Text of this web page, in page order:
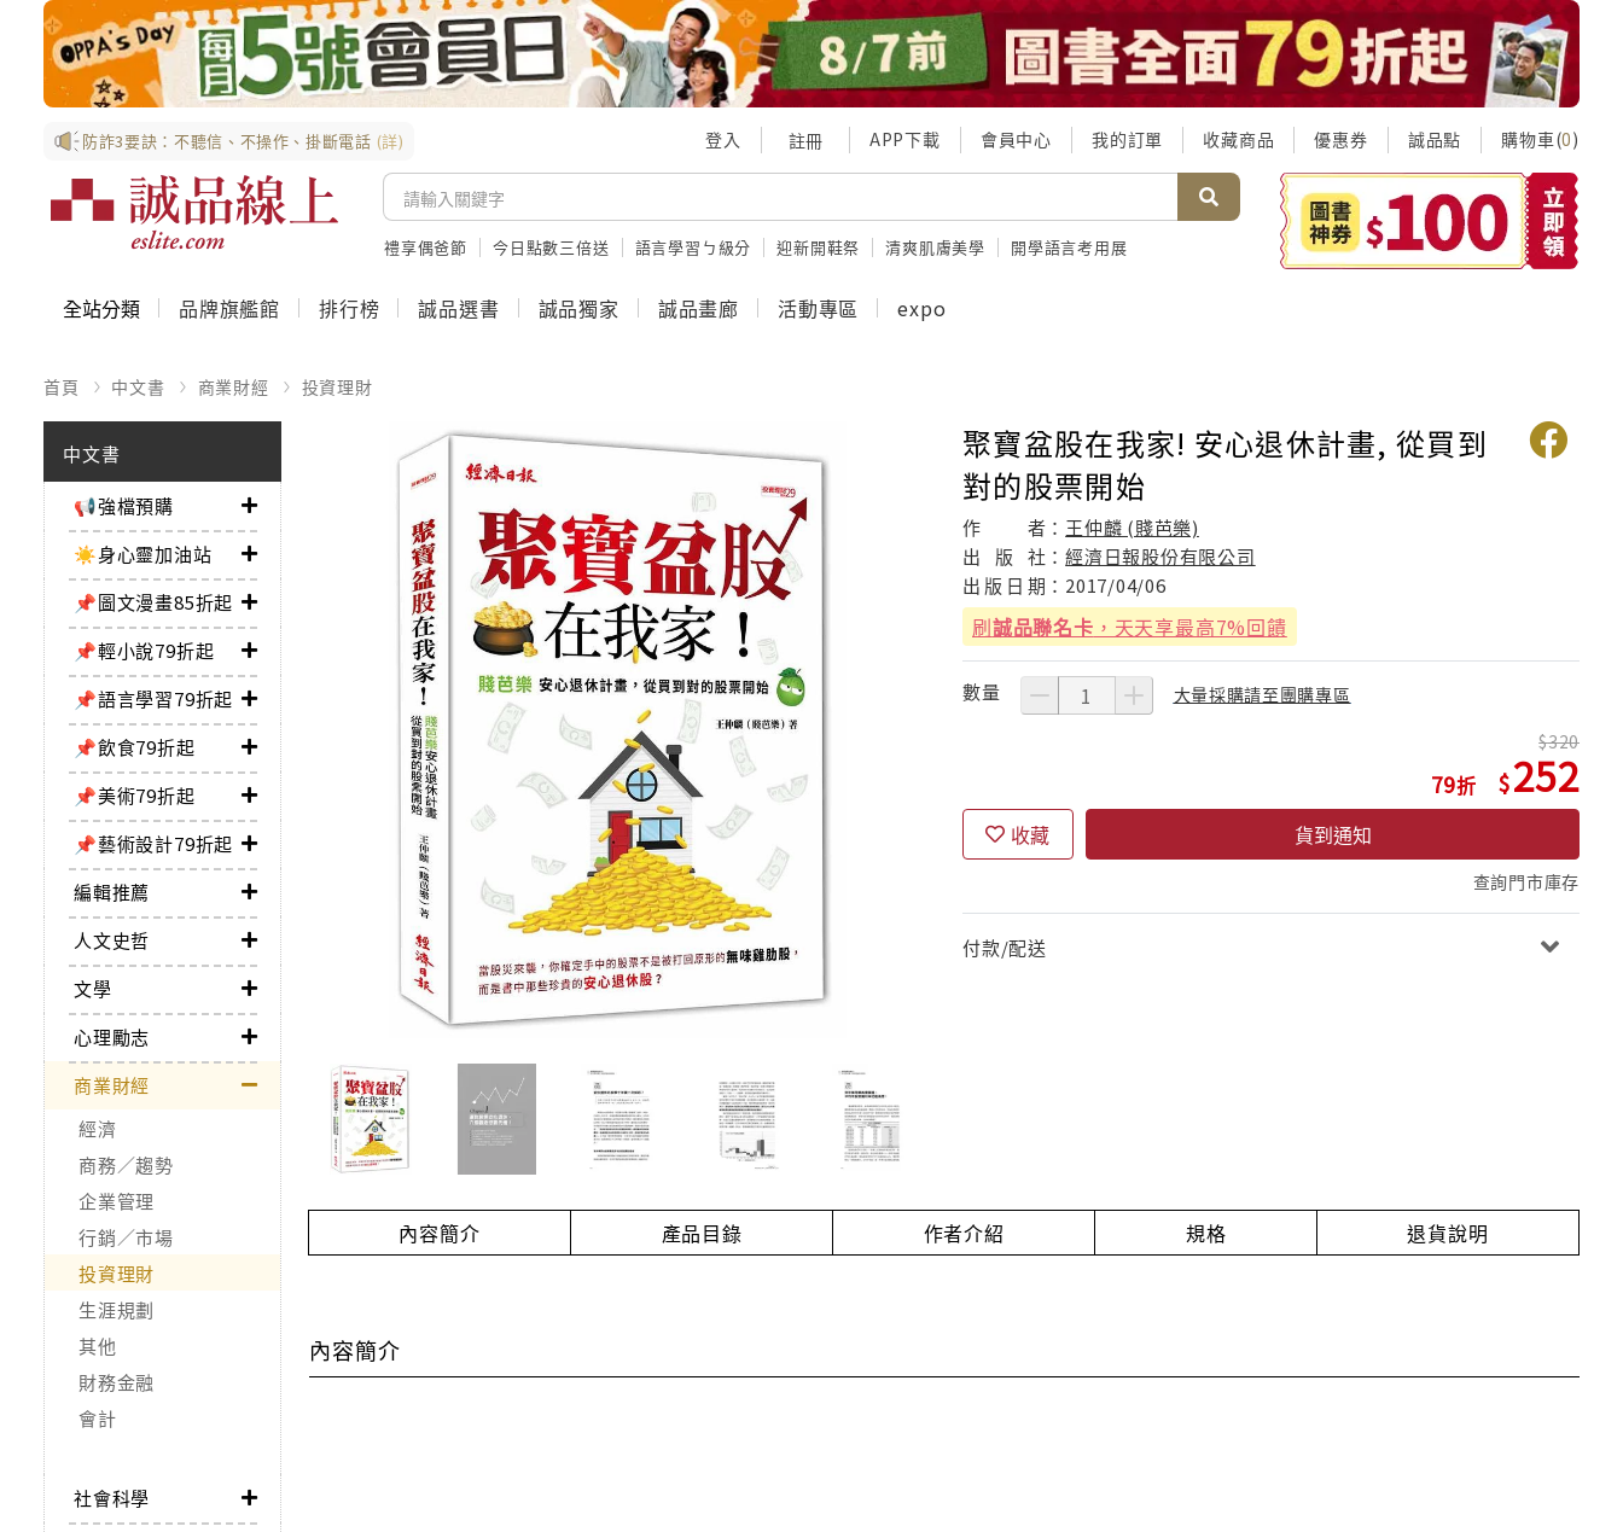
防詐3要訣：不聽信、不操作、掛斷電話 (詳) 登入 註冊 APP下載 會員中心 我的訂單 收藏商品 優惠券 誠品點 購物車(0)
禮享偶爸節 今日點數三倍送 語言學習ㄅ級分 迎新開鞋祭 清爽肌膚美學 開學語言考用展
全站分類 品牌旗艦館 排行榜 誠品選書 誠品獨家 誠品畫廊 活動專區 expo
首頁 中文書 商業財經 投資理財
中文書
📢強檔預購
☀️身心靈加油站
📌圖文漫畫85折起
📌輕小說79折起
📌語言學習79折起
📌飲食79折起
📌美術79折起
📌藝術設計79折起
編輯推薦
人文史哲
文學
心理勵志
商業財經
經濟
商務／趨勢
企業管理
行銷／市場
投資理財
生涯規劃
其他
財務金融
會計
社會科學
聚寶盆股在我家! 安心退休計畫, 從買到
對的股票開始
作 者： 王仲麟 (賤芭樂)
出
版 社：經濟日報股份有限公司
出 版 日 期： 2017/04/06
刷誠品聯名卡 ，天天享最高7%回饋
數量 大量採購請至團購專區
79
320
252
收藏 貨到通知
查詢門市庫存
付款/配送
內容簡介 產品目錄 作者介紹 規格 退貨說明
內容簡介